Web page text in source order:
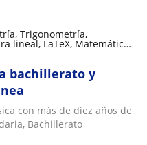
Trigonometría,
lineal, LaTeX, Matemáticas
bachillerato y
con más de diez años de
Bachillerato